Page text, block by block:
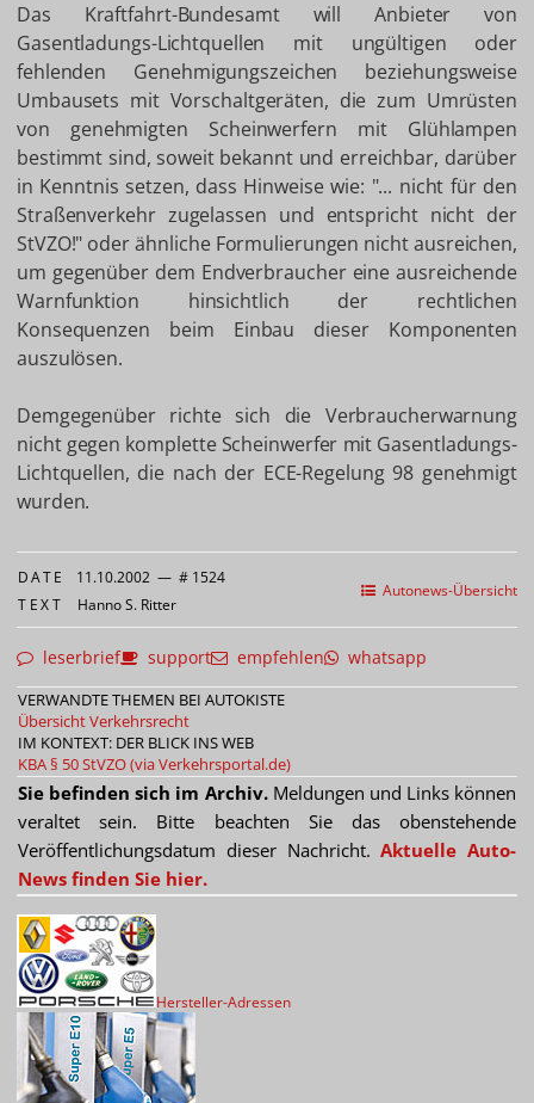
Das Kraftfahrt-Bundesamt will Anbieter von
Gasentladungs-Lichtquellen mit ungültigen oder
fehlenden Genehmigungszeichen beziehungsweise
Umbausets mit Vorschaltgeräten, die zum Umrüsten
von genehmigten Scheinwerfern mit Glühlampen
bestimmt sind, soweit bekannt und erreichbar, darüber
in Kenntnis setzen, dass Hinweise wie: "... nicht für den
Straßenverkehr zugelassen und entspricht nicht der
StVZO!" oder ähnliche Formulierungen nicht ausreichen,
um gegenüber dem Endverbraucher eine ausreichende
Warnfunktion hinsichtlich der rechtlichen
Konsequenzen beim Einbau dieser Komponenten
auszulösen.
Demgegenüber richte sich die Verbraucherwarnung
nicht gegen komplette Scheinwerfer mit Gasentladungs-
Lichtquellen, die nach der ECE-Regelung 98 genehmigt
wurden.
Autonews-Übersicht
DATE 11.10.2002 — # 1524
TEXT Hanno S. Ritter
leserbrief support empfehlen whatsapp
VERWANDTE THEMEN BEI AUTOKISTE
Übersicht Verkehrsrecht
IM KONTEXT: DER BLICK INS WEB
KBA§ 50 StVZO (via Verkehrsportal.de)
Sie befinden sich im Archiv.Meldungen und Links können
veraltet sein. Bitte beachten Sie das obenstehende
Veröffentlichungsdatum dieser Nachricht.Aktuelle Auto-
News finden Sie hier.
Hersteller-Adressen